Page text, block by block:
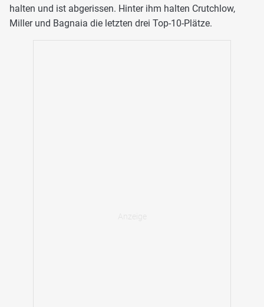
halten und ist abgerissen. Hinter ihm halten Crutchlow,
Miller und Bagnaia die letzten drei Top-10-Plätze.